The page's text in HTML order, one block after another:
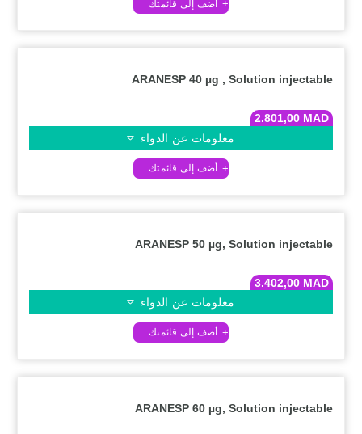
ARANESP 40 µg , Solution injectable
2.801,00 MAD
معلومات عن الدواء
ARANESP 50 µg, Solution injectable
3.402,00 MAD
معلومات عن الدواء
ARANESP 60 µg, Solution injectable